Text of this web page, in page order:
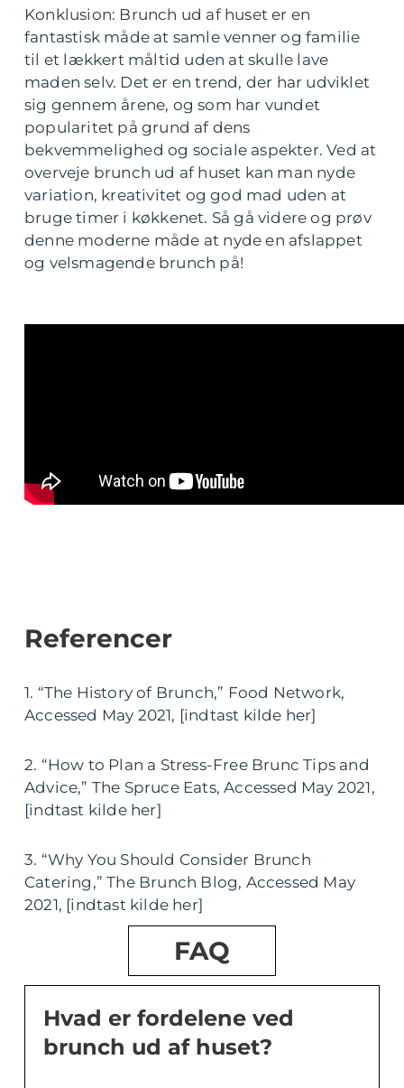
Konklusion: Brunch ud af huset er en
fantastisk måde at samle venner og familie
til et lækkert måltid uden at skulle lave
maden selv. Det er en trend, der har udviklet
sig gennem årene, og som har vundet
popularitet på grund af dens
bekvemmelighed og sociale aspekter. Ved at
overveje brunch ud af huset kan man nyde
variation, kreativitet og god mad uden at
bruge timer i køkkenet. Så gå videre og prøv
denne moderne måde at nyde en afslappet
og velsmagende brunch på!
Referencer
1. “The History of Brunch,” Food Network,
Accessed May 2021, [indtast kilde her]
2. “How to Plan a Stress-Free Brunc Tips and
Advice,” The Spruce Eats, Accessed May 2021,
[indtast kilde her]
3. “Why You Should Consider Brunch
Catering,” The Brunch Blog, Accessed May
2021, [indtast kilde her]
FAQ
Hvad er fordelene ved
brunch ud af huset?